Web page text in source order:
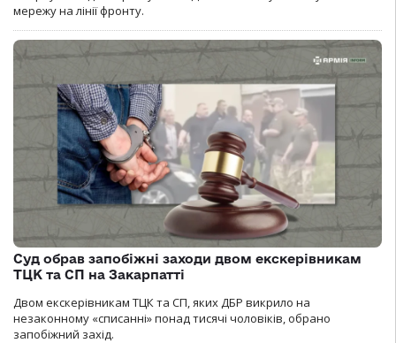
мережу на лінії фронту.
Суд обрав запобіжні заходи двом екскерівникам
ТЦК та СП на Закарпатті
Двом екскерівникам ТЦК та СП, яких ДБР викрило на
незаконному «списанні» понад тисячі чоловіків, обрано
запобіжний захід.